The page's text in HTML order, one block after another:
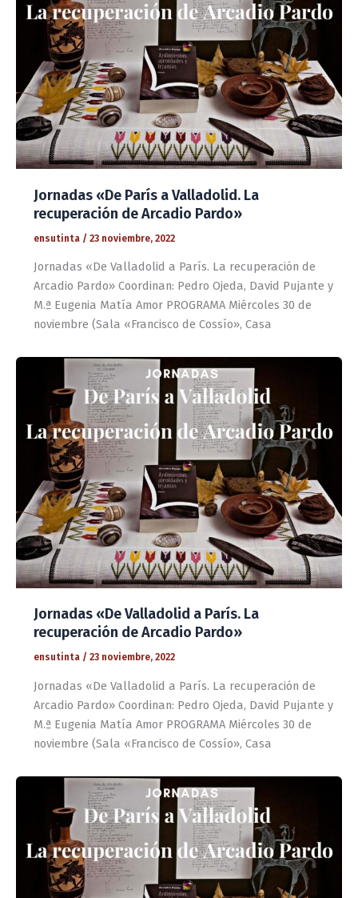
Jornadas «De París a Valladolid. La
recuperación de Arcadio Pardo»
ensutinta / 23 noviembre, 2022
Jornadas «De Valladolid a París. La recuperación de
Arcadio Pardo» Coordinan: Pedro Ojeda, David Pujante y
M.ª Eugenia Matía Amor PROGRAMA Miércoles 30 de
noviembre (Sala «Francisco de Cossío», Casa
Jornadas «De Valladolid a París. La
recuperación de Arcadio Pardo»
ensutinta / 23 noviembre, 2022
Jornadas «De Valladolid a París. La recuperación de
Arcadio Pardo» Coordinan: Pedro Ojeda, David Pujante y
M.ª Eugenia Matía Amor PROGRAMA Miércoles 30 de
noviembre (Sala «Francisco de Cossío», Casa